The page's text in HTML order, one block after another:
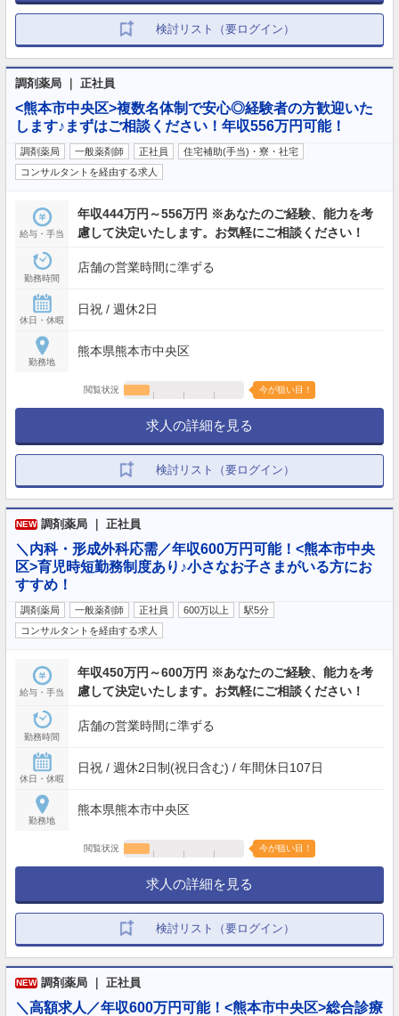
検討リスト（要ログイン）
調剤薬局 ｜ 正社員
<熊本市中央区>複数名体制で安心◎経験者の方歓迎いた
します♪まずはご相談ください！年収556万円可能！
調剤薬局 一般薬剤師 正社員
住宅補助(手当)・寮・社宅
コンサルタントを経由する求人
給与・手当
年収444万円～556万円 ※あなたのご経験、能力を考
慮して決定いたします。お気軽にご相談ください！
勤務時間
店舗の営業時間に準ずる
休日・休暇
日祝 / 週休2日
勤務地
熊本県熊本市中央区
閲覧状況 今が狙い目！
求人の詳細を見る
検討リスト（要ログイン）
NEW 調剤薬局 ｜ 正社員
＼内科・形成外科応需／年収600万円可能！<熊本市中央
区>育児時短勤務制度あり♪小さなお子さまがいる方にお
すすめ！
調剤薬局 一般薬剤師 正社員 600万以上
駅5分
コンサルタントを経由する求人
給与・手当
年収450万円～600万円 ※あなたのご経験、能力を考
慮して決定いたします。お気軽にご相談ください！
勤務時間
店舗の営業時間に準ずる
休日・休暇
日祝 / 週休2日制(祝日含む) / 年間休日107日
勤務地
熊本県熊本市中央区
閲覧状況 今が狙い目！
求人の詳細を見る
検討リスト（要ログイン）
NEW 調剤薬局 ｜ 正社員
＼高額求人／年収600万円可能！<熊本市中央区>総合診療